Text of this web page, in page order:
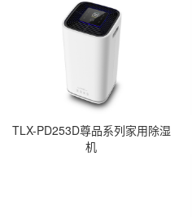
TLX-PD253D尊品系列家用除湿
机